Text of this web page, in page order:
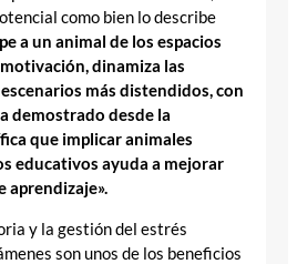
como bien lo describe
a un animal de los espacios
dinamiza las
más distendidos, con
demostrado desde la
que implicar animales
educativos ayuda a mejorar
aprendizaje».
y la gestión del estrés
son unos de los beneficios